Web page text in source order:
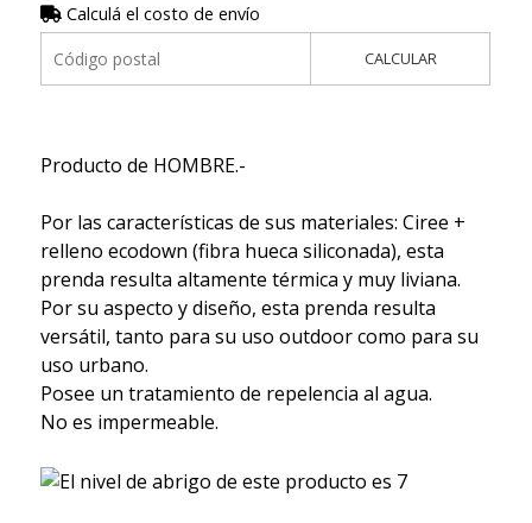
Calculá el costo de envío
CALCULAR
Producto de HOMBRE.-
Por las características de sus materiales: Ciree +
relleno ecodown (fibra hueca siliconada), esta
prenda resulta altamente térmica y muy liviana.
Por su aspecto y diseño, esta prenda resulta
versátil, tanto para su uso outdoor como para su
uso urbano.
Posee un tratamiento de repelencia al agua.
No es impermeable.